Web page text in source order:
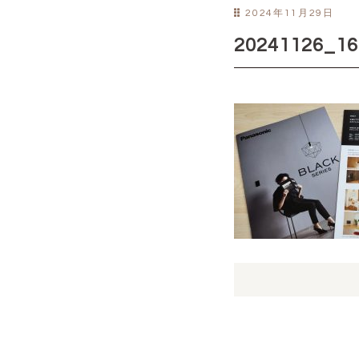
2024年11月29日